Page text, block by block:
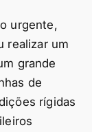
urgente,
realizar um
grande
de
rígidas